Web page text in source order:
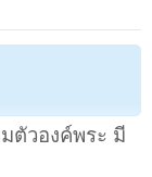
ตัวองค์พระ มี